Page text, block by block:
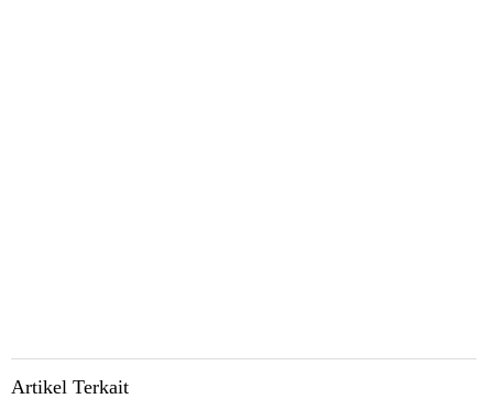
Artikel Terkait